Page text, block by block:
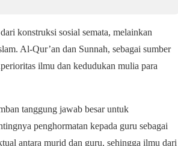
konstruksi sosial semata, melainkan
Al-Qur’an dan Sunnah, sebagai sumber
ilmu dan kedudukan mulia para
tanggung jawab besar untuk
penghormatan kepada guru sebagai
antara murid dan guru, sehingga ilmu dari